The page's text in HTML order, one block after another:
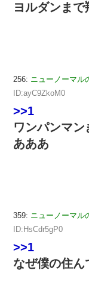
ヨルダンまで
256: ニューノーマル
ID:ayC9ZkoM0
>>1
ワンパンマ
あああ
359: ニューノーマル
ID:HsCdr5gP0
>>1
なぜ僕の住